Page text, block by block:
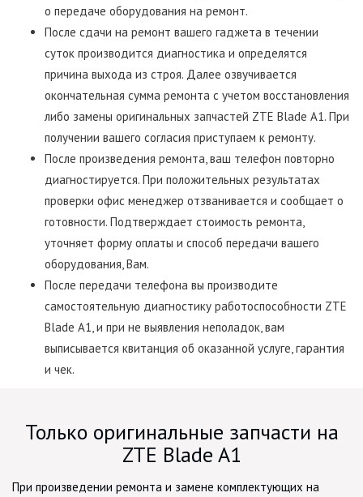
о передаче оборудования на ремонт.
После сдачи на ремонт вашего гаджета в течении
суток производится диагностика и определятся
причина выхода из строя. Далее озвучивается
окончательная сумма ремонта с учетом восстановления
либо замены оригинальных запчастей ZTE Blade A1. При
получении вашего согласия приступаем к ремонту.
После произведения ремонта, ваш телефон повторно
диагностируется. При положительных результатах
проверки офис менеджер отзванивается и сообщает о
готовности. Подтверждает стоимость ремонта,
уточняет форму оплаты и способ передачи вашего
оборудования, Вам.
После передачи телефона вы производите
самостоятельную диагностику работоспособности ZTE
Blade A1, и при не выявления неполадок, вам
выписывается квитанция об оказанной услуге, гарантия
и чек.
Только оригинальные запчасти на
ZTE Blade A1
При произведении ремонта и замене комплектующих на